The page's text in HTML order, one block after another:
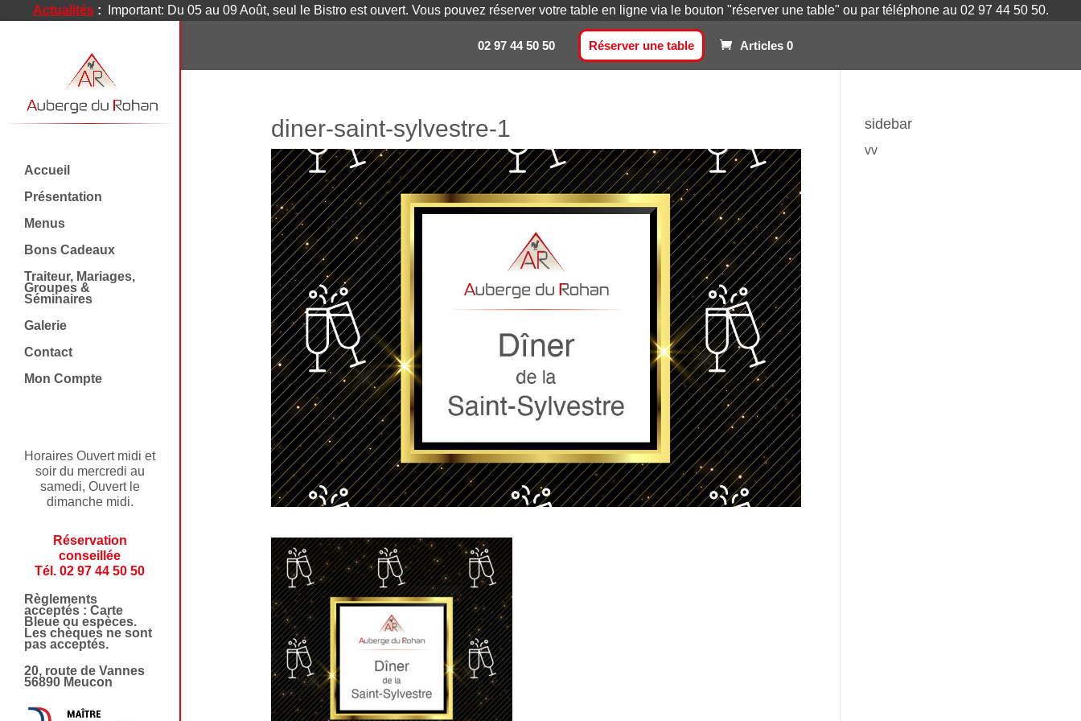
Actualités: Important: Du 05 au 09 Août, seul le Bistro est ouvert. Vous pouvez réserver votre table en ligne via le bouton "réserver une table" ou par téléphone au 02 97 44 50 50.
02 97 44 50 50 Réserver une table Articles 0
Accueil
Présentation
Menus
Bons Cadeaux
Traiteur, Mariages,
Groupes &
Séminaires
Galerie
Contact
Mon Compte
Horaires Ouvert midi et
soir du mercredi au
samedi, Ouvert le
dimanche midi.
Réservation
conseillée
Tél. 02 97 44 50 50
Règlements
acceptés : Carte
Bleue ou espèces.
Les chèques ne sont
pas acceptés.
20, route de Vannes
56890 Meucon
diner-saint-sylvestre-1 sidebar
vv